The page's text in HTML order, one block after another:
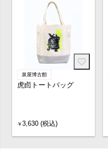
泉屋博古館
虎卣トートバッグ
￥3,630 (税込)